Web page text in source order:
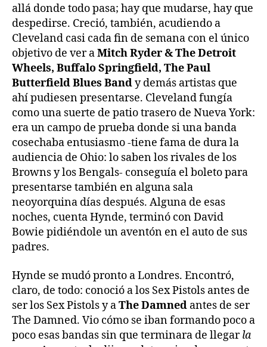
allá donde todo pasa; hay que mudarse, hay que
despedirse. Creció, también, acudiendo a
Cleveland casi cada fin de semana con el único
objetivo de ver aMitch Ryder & The Detroit
Wheels, Buffalo Springfield, The Paul
Butterfield Blues Bandy demás artistas que
ahí pudiesen presentarse. Cleveland fungía
como una suerte de patio trasero de Nueva York:
era un campo de prueba donde si una banda
cosechaba entusiasmo -tiene fama de dura la
audiencia de Ohio: lo saben los rivales de los
Browns y los Bengals- conseguía el boleto para
presentarse también en alguna sala
neoyorquina días después. Alguna de esas
noches, cuenta Hynde, terminó con David
Bowie pidiéndole un aventón en el auto de sus
padres.
Hynde se mudó pronto a Londres. Encontró,
claro, de todo: conoció a los Sex Pistols antes de
ser los Sex Pistols y aThe Damned antes de ser
The Damned. Vio cómo se iban formando poco a
poco esas bandas sin que terminara de llegarla